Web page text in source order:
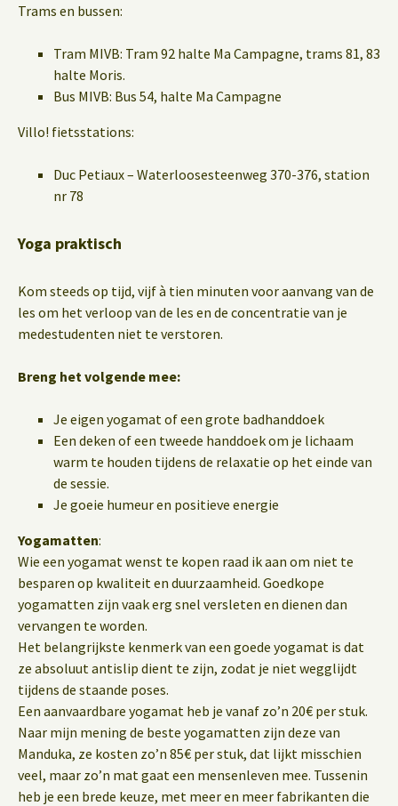
Trams en bussen:
Tram MIVB: Tram 92 halte Ma Campagne, trams 81, 83
halte Moris.
Bus MIVB: Bus 54, halte Ma Campagne
Villo! fietsstations:
Duc Petiaux – Waterloosesteenweg 370-376, station
nr 78
Yoga praktisch
Kom steeds op tijd, vijf à tien minuten voor aanvang van de
les om het verloop van de les en de concentratie van je
medestudenten niet te verstoren.
Breng het volgende mee:
Je eigen yogamat of een grote badhanddoek
Een deken of een tweede handdoek om je lichaam
warm te houden tijdens de relaxatie op het einde van
de sessie.
Je goeie humeur en positieve energie
Yogamatten:
Wie een yogamat wenst te kopen raad ik aan om niet te
besparen op kwaliteit en duurzaamheid. Goedkope
yogamatten zijn vaak erg snel versleten en dienen dan
vervangen te worden.
Het belangrijkste kenmerk van een goede yogamat is dat
ze absoluut antislip dient te zijn, zodat je niet wegglijdt
tijdens de staande poses.
Een aanvaardbare yogamat heb je vanaf zo’n 20€ per stuk.
Naar mijn mening de beste yogamatten zijn deze van
Manduka, ze kosten zo’n 85€ per stuk, dat lijkt misschien
veel, maar zo’n mat gaat een mensenleven mee. Tussenin
heb je een brede keuze, met meer en meer fabrikanten die